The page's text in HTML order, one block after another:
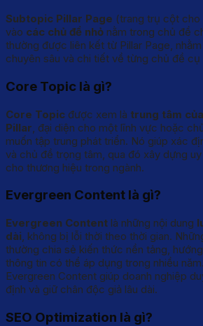
Subtopic Pillar Page (trang trụ cột
vào các chủ đề nhỏ nằm trong chủ đề
thường được liên kết từ Pillar Page,
chuyên sâu và chi tiết về từng chủ đề cụ
Core Topic là gì?
Core Topic được xem là trung tâm
Pillar , đại diện cho một lĩnh vực hoặc
muốn tập trung phát triển. Nó giúp xác
và chủ đề trọng tâm, qua đó xây dựng
cho thương hiệu trong ngành.
Evergreen Content là gì?
Evergreen Content là những nội dung
dài, không bị lỗi thời theo thời gian.
thường chia sẻ kiến thức nền tảng,
thông tin có thể áp dụng trong nhiều
Evergreen Content giúp doanh nghiệp
định và giữ chân độc giả lâu dài.
SEO Optimization là gì?